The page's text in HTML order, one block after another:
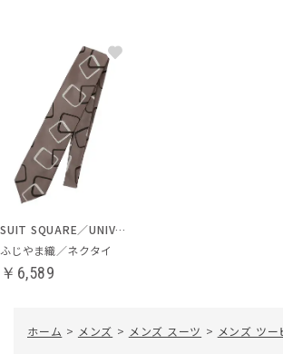
SUIT SQUARE／UNIVERSAL LANGUAGE
ふじやま織／ネクタイ
￥6,589
ホーム > メンズ > メンズ スーツ > メンズ ツー